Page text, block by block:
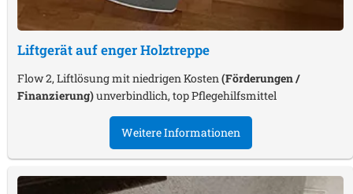
Liftgerät auf enger Holztreppe
Flow 2, Liftlösung mit niedrigen Kosten (Förderungen /
Finanzierung)unverbindlich, top Pflegehilfsmittel
Weitere Informationen